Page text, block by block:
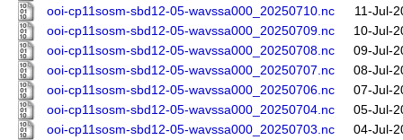
ooi-cp11sosm-sbd12-05-wavssa000_20250710.nc
11-Jul-
ooi-cp11sosm-sbd12-05-wavssa000_20250709.nc
10-Jul-
ooi-cp11sosm-sbd12-05-wavssa000_20250708.nc
09-Jul-
ooi-cp11sosm-sbd12-05-wavssa000_20250707.nc
08-Jul-
ooi-cp11sosm-sbd12-05-wavssa000_20250706.nc
07-Jul-
ooi-cp11sosm-sbd12-05-wavssa000_20250704.nc
05-Jul-
ooi-cp11sosm-sbd12-05-wavssa000_20250703.nc
04-Jul-